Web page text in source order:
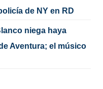
de NY en RD
niega haya
Aventura; el músico